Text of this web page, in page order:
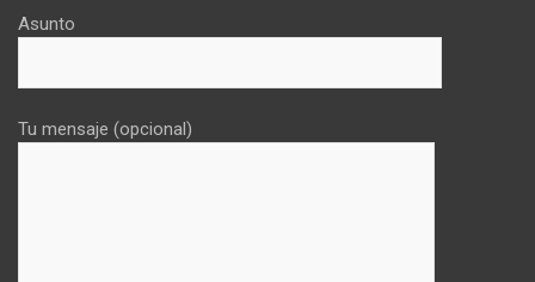
Asunto
Tu mensaje (opcional)